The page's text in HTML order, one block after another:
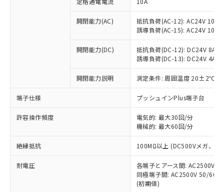
開閉能力(AC)
抵抗負荷(AC-12): AC24V 10A/
誘導負荷(AC-15): AC24V
開閉能力(DC)
抵抗負荷(DC-12): DC24V 8A/
誘導負荷(DC-13): DC24V 4A/
開閉能力説明 測定条件: 周囲温度 20±2℃、
端子仕様 プッシュインPlus端子台
許容操作頻度
電気的: 最大30回/分
機械的: 最大60回/分
絶縁抵抗 100MΩ以上 (DC500Vメガ、点
耐電圧
各端子とアース間: AC2500V
同極端子間: AC2500V 50/
(初期値)
ご利用条件
ご利用ください。
本サービスは、当社制御機器事業取扱
商品の当社在庫状況および標準価格
(税抜)を提供させていただくもので
当社制御機器事業取扱商品の中には、
本サービスの対象外となる商品もある
ことをご了承ください。
在庫状況および標準価格照会結果は、
対応済み：EU RoHS指令（10物質）の
非含有に対応した製品が提供可能な商品で
対応予定：EU RoHS指令（10物質）の非含
有に対応した製品に切り替える予定のある
対応予定なし：EU RoHS指令（10物質）の
非含有に非対応の商品で、対応品を出す予
定はありません。
調査・確認中：EU RoHS指令（10物質）の
非含有の対応状況を調査中または確認中の
害物質有無と関係のない商品です。
仕入先様の事情により、非含有部品として
いたものが、含有品と判明した場合などや
むを得ず変更することがあります。
※1 中国RoHS○×表
「○」：最大均質材料含有率が中国RoHSの
基準値以下であることを示します。
「×」：最大均質材料含有率が中国RoHSの
基準値を超えていることを示します。
「－」：未確認です。当社販売部門へお問
当社は、これら貴社製品のうち、外国
為替および外国貿易法に定める商品